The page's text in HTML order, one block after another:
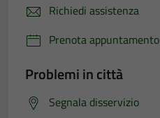
Richiedi assistenza
Prenota appuntamento
Problemi in città
Segnala disservizio